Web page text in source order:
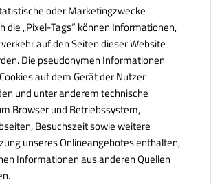
oder Marketingzwecke
die „Pixel-Tags“ können Informationen,
auf den Seiten dieser Website
Die pseudonymen Informationen
auf dem Gerät der Nutzer
und unter anderem technische
Browser und Betriebssystem,
Besuchszeit sowie weitere
unseres Onlineangebotes enthalten,
Informationen aus anderen Quellen